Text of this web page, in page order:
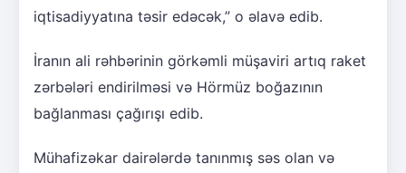
iqtisadiyyatına təsir edəcək,” o əlavə edib.
İranın ali rəhbərinin görkəmli müşaviri artıq raket
zərbələri endirilməsi və Hörmüz boğazının
bağlanması çağırışı edib.
Mühafizəkar dairələrdə tanınmış səs olan və